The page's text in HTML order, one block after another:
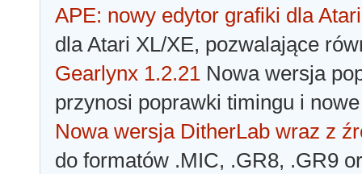
APE: nowy edytor grafiki dla Atari
dla Atari XL/XE, pozwalające
Gearlynx 1.2.21 Nowa wersja
przynosi poprawki timingu i
Nowa wersja DitherLab wraz z
do formatów .MIC, .GR8, .GR9